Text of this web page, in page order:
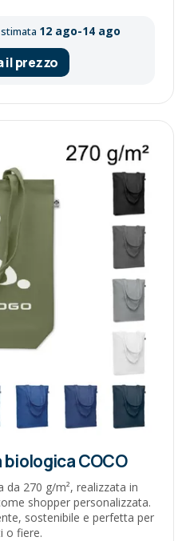
12 ago-14 ago
il prezzo
COCO
da 270 g/m², realizzata in
shopper personalizzata.
sostenibile e perfetta per
o fiere.